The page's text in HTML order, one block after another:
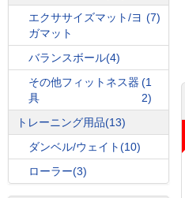
エクササイズマット/ヨ
ガマット
(7)
バランスボール(4)
その他フィットネス器
具
(1
2)
トレーニング用品(13)
ダンベル/ウェイト(10)
ローラー(3)